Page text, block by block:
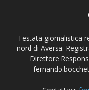
Testata giornalistica
nord di Aversa.
Direttore